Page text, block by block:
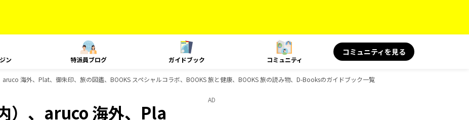
ン 特派員ブログ ガイドブック コミュニティ
コミュニティを見る
海外、Plat、御朱印、旅の図鑑、BOOKS スペシャルコラボ、BOOKS 旅と健康、BOOKS 旅の読み物、D-Booksのガイドブック一覧
）、aruco 海外、Pla
AD